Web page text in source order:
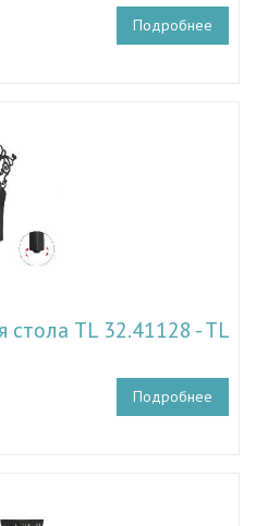
Подробнее
TL 32.41128 - TL
Подробнее